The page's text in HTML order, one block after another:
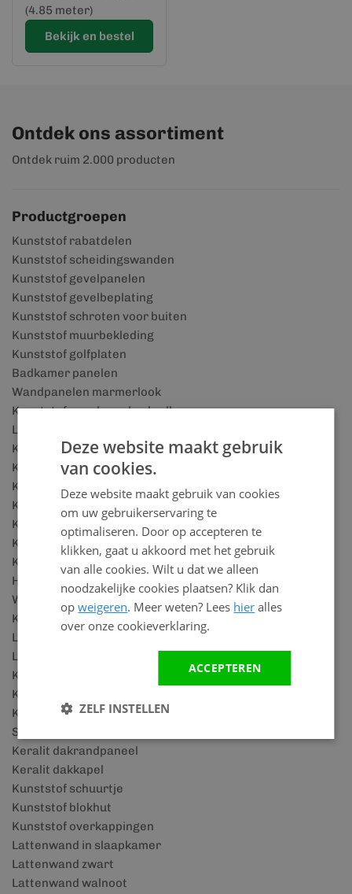
(4.85 meter)
Bekijk en bestel
Ontdek ons assortiment
Ontdek ruim 2.000 producten
Productgroepen
Kunststof rabatdelen
Kunststof scheidingswanden
Kunststof gevelpanelen
Kunststof gevelbeplating
Kunststof schroten voor buiten
Kunststof muurbekleding
Kunststof golfplaten
Badkamer panelen
Wandpanelen marmerlook
Kunststof wandpanelen badkamer
Lattenwand woonkamer
Kunststof gevelbekleding
Kunststof kozijnen
Kunststof boeidelen
Kunststof dakpanplaten
Kunststof vensterbanken
Kunststof plafonds
Kunststof plafond voor badkamer
Houtlook wandpanelen
Wandbekleding badkamer
Kunststof plinten
Lattenwand accessoires
Lattenwand panelen
Keralit details
Keralit houtlook
Keralit rabatdelen
SPC vloeren
Keralit dakrandpaneel
Keralit dakkapel
Kunststof schuurtje
Kunststof blokhut
Kunststof overkappingen
Lattenwand in slaapkamer
Lattenwand zwart
Lattenwand walnoot
Deze website maakt gebruik
van cookies.
Deze website maakt gebruik van cookies
om uw gebruikerservaring te
optimaliseren. Door op accepteren te
klikken, gaat u akkoord met het gebruik
van alle cookies. Wilt u dat we alleen
noodzakelijke cookies plaatsen? Klik dan
opweigeren. Meer weten? Lees hier alles
over onze cookieverklaring.
ACCEPTEREN
ZELF INSTELLEN